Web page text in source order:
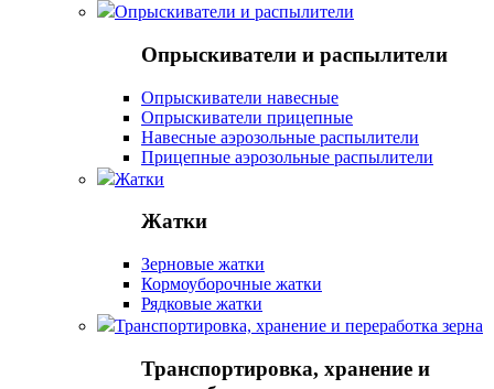
Опрыскиватели и распылители
Опрыскиватели и распылители
Опрыскиватели навесные
Опрыскиватели прицепные
Навесные аэрозольные распылители
Прицепные аэрозольные распылители
Жатки
Жатки
Зерновые жатки
Кормоуборочные жатки
Рядковые жатки
Транспортировка, хранение и переработка зерна
Транспортировка, хранение и